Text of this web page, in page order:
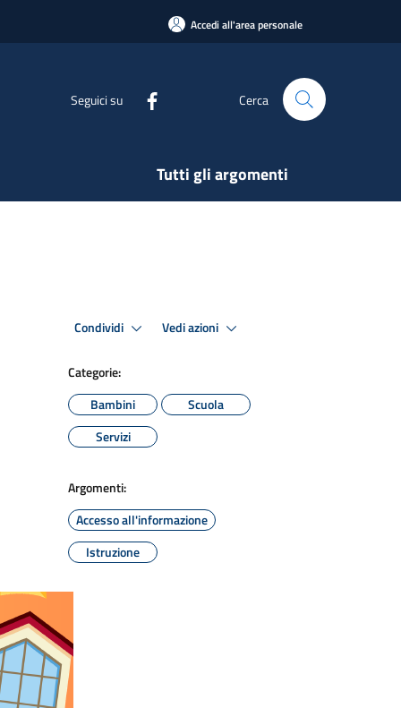
Accedi all'area personale
Seguici su Cerca
Tutti gli argomenti
Condividi Vedi azioni
Categorie:
Bambini
Scuola
Servizi
Argomenti:
Accesso all'informazione
Istruzione